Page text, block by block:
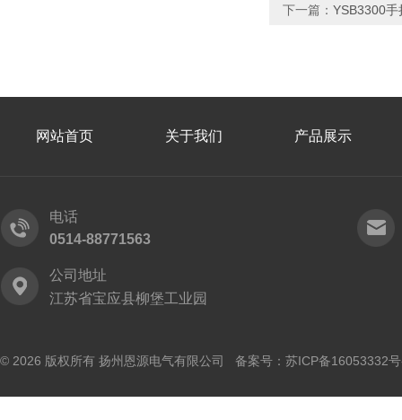
下一篇： YSB3300
网站首页 关于我们 产品展示
电话
0514-88771563
公司地址
江苏省宝应县柳堡工业园
© 2026 版权所有 扬州恩源电气有限公司 备案号： 苏ICP备16053332